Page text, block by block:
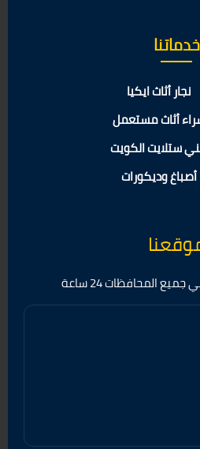
خدماتنا
نجار أثاث ايكيا
أثاث مستعمل
ستلايت الكويت
أصباغ وديكورات
المحافظات 24 ساعة